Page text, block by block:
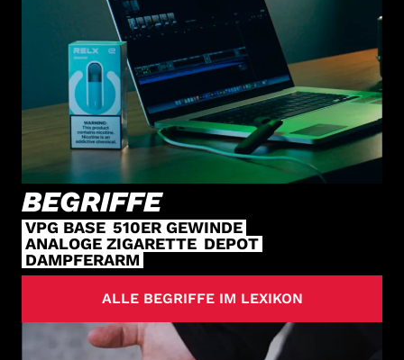
BEGRIFFE
VPG BASE 510ER GEWINDE
ANALOGE ZIGARETTE DEPOT
DAMPFERARM
ALLE BEGRIFFE IM LEXIKON